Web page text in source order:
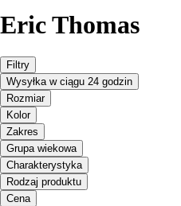
Eric Thomas
Filtry
Wysyłka w ciągu 24 godzin
Rozmiar
Kolor
Zakres
Grupa wiekowa
Charakterystyka
Rodzaj produktu
Cena